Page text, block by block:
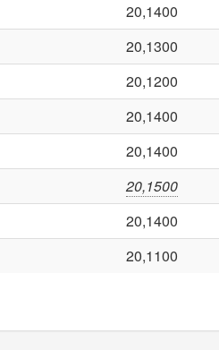
20,1400
20,1300
20,1200
20,1400
20,1400
20,1500
20,1400
20,1100